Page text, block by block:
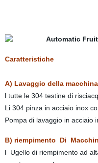
Caratteristiche
A) Lavaggio della
l tutte le 304 testine di
Li 304 pinza in acciaio inox
Pompa di lavaggio in acciaio
B) riempimento Di
l Ugello di riempimento ad